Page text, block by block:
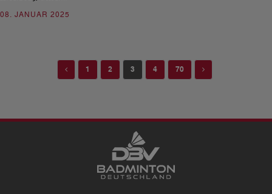
08. JANUAR 2025
Previous
1 2 3 4 70 Next